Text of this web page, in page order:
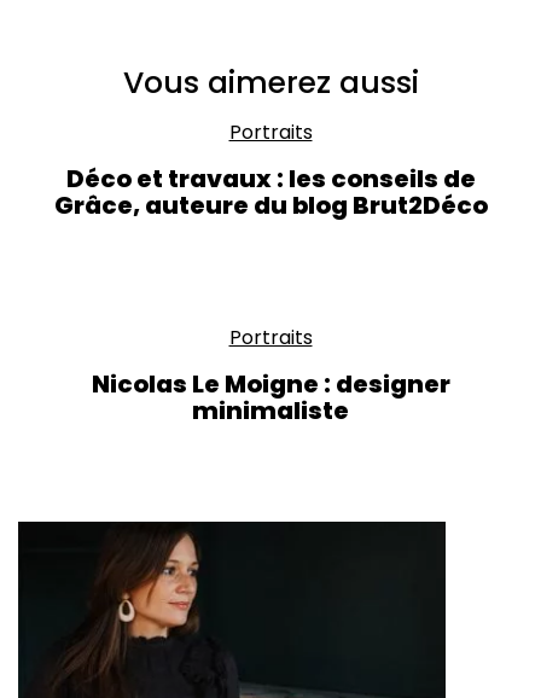
Vous aimerez aussi
Portraits
Déco et travaux : les conseils de
Grâce, auteure du blog Brut2Déco
Portraits
Nicolas Le Moigne : designer
minimaliste